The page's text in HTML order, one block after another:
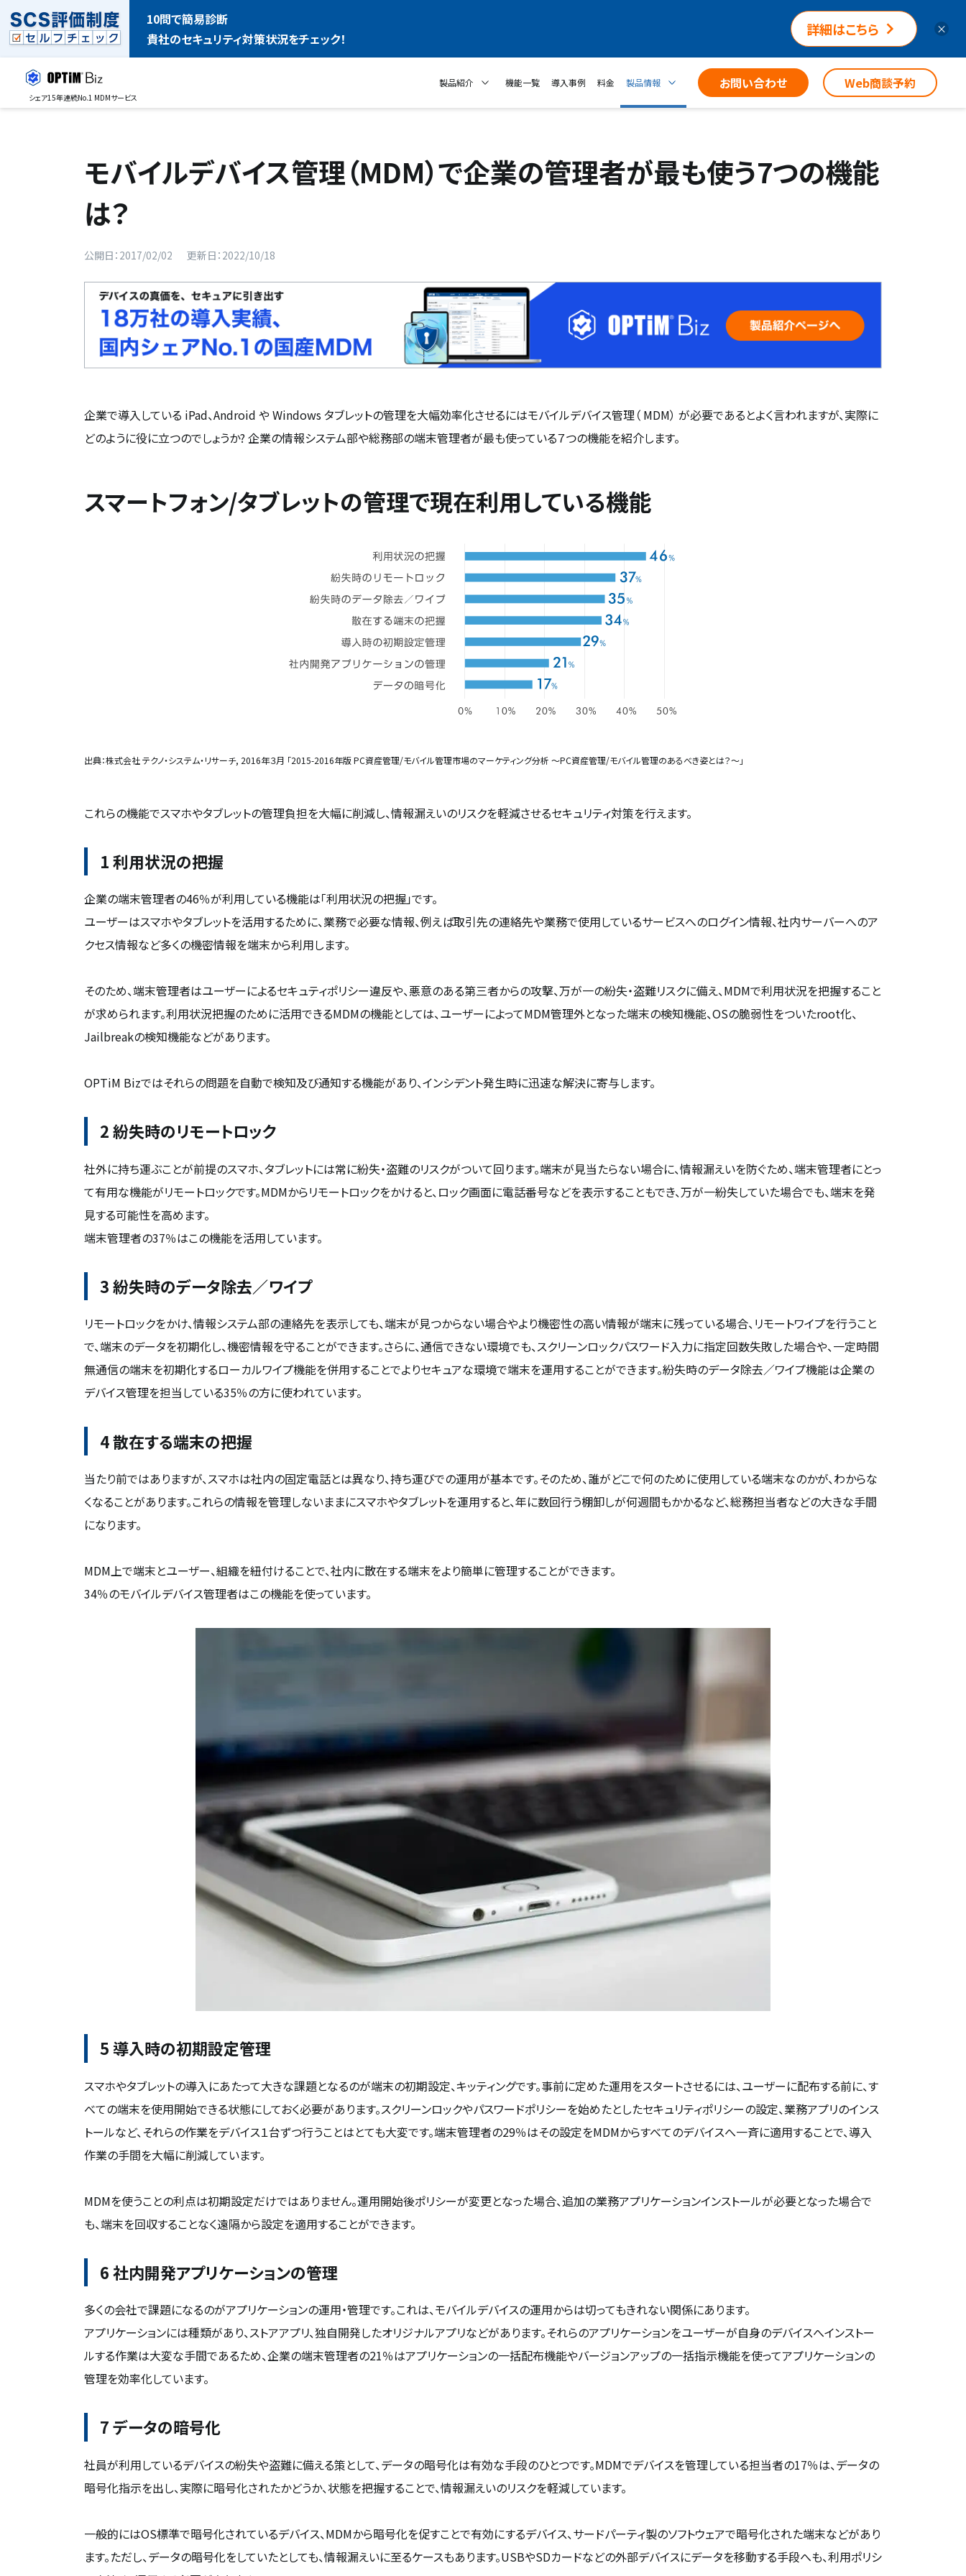
10問で簡易診断
貴社のセキュリティ対策状況をチェック！
詳細はこちら ×
シェア15年連続No.1 MDMサービス
製品紹介 機能一覧 導入事例 料金 製品情報 お問い合わせ Web商談予約
モバイルデバイス管理（MDM）で企業の管理者が最も使う7つの機能
は？
公開日：2017/02/02 更新日：2022/10/18
企業で導入している iPad、Android や Windows タブレットの管理を大幅効率化させるにはモバイルデバイス管理（ MDM） が必要であるとよく言われますが、実際に
どのように役に立つのでしょうか? 企業の情報システム部や総務部の端末管理者が最も使っている７つの機能を紹介します。
スマートフォン/タブレットの管理で現在利用している機能
出典：株式会社 テクノ・システム・リサーチ, 2016年３月 「2015-2016年版 PC資産管理/モバイル管理市場のマーケティング分析 ～PC資産管理/モバイル管理のあるべき姿とは？～」
これらの機能でスマホやタブレットの管理負担を大幅に削減し、情報漏えいのリスクを軽減させるセキュリティ対策を行えます。
1 利用状況の把握
企業の端末管理者の46％が利用している機能は「利用状況の把握」です。
ユーザーはスマホやタブレットを活用するために、業務で必要な情報、例えば取引先の連絡先や業務で使用しているサービスへのログイン情報、社内サーバーへのア
クセス情報など多くの機密情報を端末から利用します。
そのため、端末管理者はユーザーによるセキュティポリシー違反や、悪意のある第三者からの攻撃、万が一の紛失・盗難リスクに備え、MDMで利用状況を把握すること
が求められます。利用状況把握のために活用できるMDMの機能としては、ユーザーによってMDM管理外となった端末の検知機能、OSの脆弱性をついたroot化、
Jailbreakの検知機能などがあります。
OPTiM Bizではそれらの問題を自動で検知及び通知する機能があり、インシデント発生時に迅速な解決に寄与します。
2 紛失時のリモートロック
社外に持ち運ぶことが前提のスマホ、タブレットには常に紛失・盗難のリスクがついて回ります。端末が見当たらない場合に、情報漏えいを防ぐため、端末管理者にとっ
て有用な機能がリモートロックです。MDMからリモートロックをかけると、ロック画面に電話番号などを表示することもでき、万が一紛失していた場合でも、端末を発
見する可能性を高めます。
端末管理者の37％はこの機能を活用しています。
3 紛失時のデータ除去／ワイプ
リモートロックをかけ、情報システム部の連絡先を表示しても、端末が見つからない場合やより機密性の高い情報が端末に残っている場合、リモートワイプを行うこと
で、端末のデータを初期化し、機密情報を守ることができます。さらに、通信できない環境でも、スクリーンロックパスワード入力に指定回数失敗した場合や、一定時間
無通信の端末を初期化するローカルワイプ機能を併用することでよりセキュアな環境で端末を運用することができます。紛失時のデータ除去／ワイプ機能は企業の
デバイス管理を担当している35％の方に使われています。
4 散在する端末の把握
当たり前ではありますが、スマホは社内の固定電話とは異なり、持ち運びでの運用が基本です。そのため、誰がどこで何のために使用している端末なのかが、わからな
くなることがあります。これらの情報を管理しないままにスマホやタブレットを運用すると、年に数回行う棚卸しが何週間もかかるなど、総務担当者などの大きな手間
になります。
MDM上で端末とユーザー、組織を紐付けることで、社内に散在する端末をより簡単に管理することができます。
34％のモバイルデバイス管理者はこの機能を使っています。
5 導入時の初期設定管理
スマホやタブレットの導入にあたって大きな課題となるのが端末の初期設定、キッティングです。事前に定めた運用をスタートさせるには、ユーザーに配布する前に、す
べての端末を使用開始できる状態にしておく必要があります。スクリーンロックやパスワードポリシーを始めたとしたセキュリティポリシーの設定、業務アプリのインス
トールなど、それらの作業をデバイス１台ずつ行うことはとても大変です。端末管理者の29％はその設定をMDMからすべてのデバイスへ一斉に適用することで、導入
作業の手間を大幅に削減しています。
MDMを使うことの利点は初期設定だけではありません。運用開始後ポリシーが変更となった場合、追加の業務アプリケーションインストールが必要となった場合で
も、端末を回収することなく遠隔から設定を適用することができます。
6 社内開発アプリケーションの管理
多くの会社で課題になるのがアプリケーションの運用・管理です。これは、モバイルデバイスの運用からは切ってもきれない関係にあります。
アプリケーションには種類があり、ストアアプリ、独自開発したオリジナルアプリなどがあります。それらのアプリケーションをユーザーが自身のデバイスへインストー
ルする作業は大変な手間であるため、企業の端末管理者の21％はアプリケーションの一括配布機能やバージョンアップの一括指示機能を使ってアプリケーションの
管理を効率化しています。
7 データの暗号化
社員が利用しているデバイスの紛失や盗難に備える策として、データの暗号化は有効な手段のひとつです。MDMでデバイスを管理している担当者の17％は、データの
暗号化指示を出し、実際に暗号化されたかどうか、状態を把握することで、情報漏えいのリスクを軽減しています。
一般的にはOS標準で暗号化されているデバイス、MDMから暗号化を促すことで有効にするデバイス、サードパーティ製のソフトウェアで暗号化された端末などがあり
ます。ただし、データの暗号化をしていたとしても、情報漏えいに至るケースもあります。USBやSDカードなどの外部デバイスにデータを移動する手段へも、利用ポリシ